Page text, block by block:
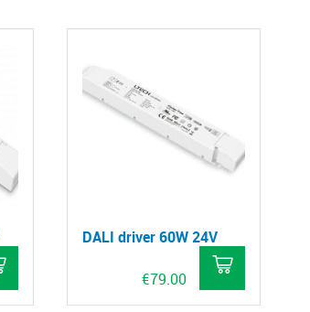
DALI driver 60W 24V
€79.00